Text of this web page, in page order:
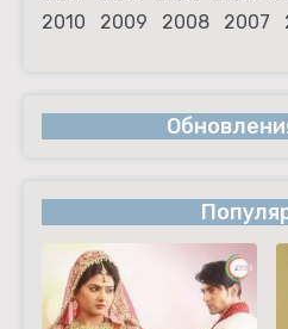
2010
2009 2008 2007